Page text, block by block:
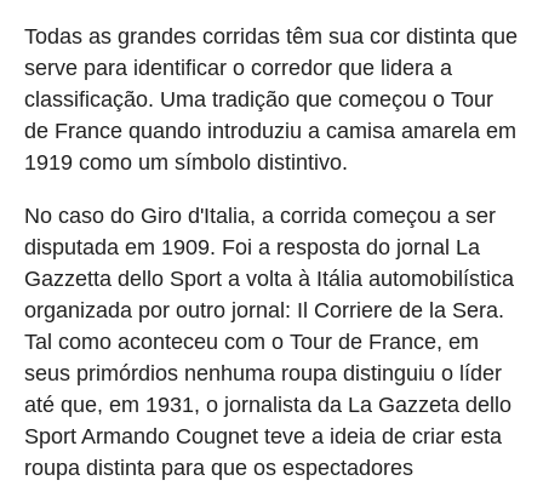
Todas as grandes corridas têm sua cor distinta que
serve para identificar o corredor que lidera a
classificação. Uma tradição que começou o Tour
de France quando introduziu a camisa amarela em
1919 como um símbolo distintivo.
No caso do Giro d'Italia, a corrida começou a ser
disputada em 1909. Foi a resposta do jornal La
Gazzetta dello Sport a volta à Itália automobilística
organizada por outro jornal: Il Corriere de la Sera.
Tal como aconteceu com o Tour de France, em
seus primórdios nenhuma roupa distinguiu o líder
até que, em 1931, o jornalista da La Gazzeta dello
Sport Armando Cougnet teve a ideia de criar esta
roupa distinta para que os espectadores